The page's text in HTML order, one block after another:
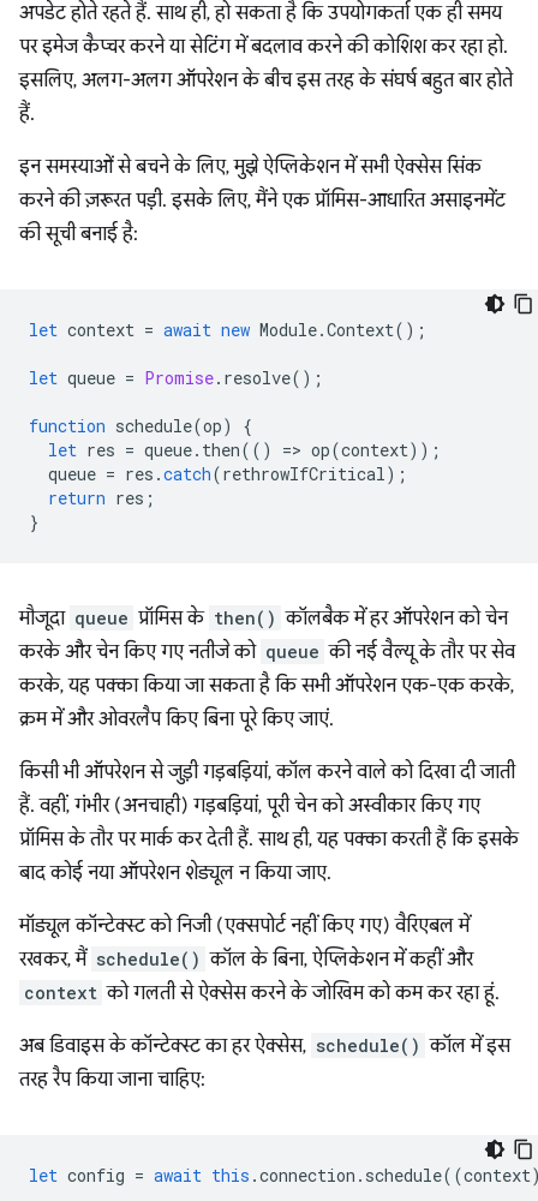
अपडेट होते रहते हैं. साथ ही, हो सकता है कि उपयोगकर्ता एक ही समय
पर इमेज कैप्चर करने या सेटिंग में बदलाव करने की कोशिश कर रहा हो.
इसलिए, अलग-अलग ऑपरेशन के बीच इस तरह के संघर्ष बहुत बार होते
हैं.
इन समस्याओं से बचने के लिए, मुझे ऐप्लिकेशन में सभी ऐक्सेस सिंक
करने की ज़रूरत पड़ी. इसके लिए, मैंने एक प्रॉमिस-आधारित असाइनमेंट
की सूची बनाई है:
let context = await new Module.Context();
let queue = Promise. resolve();
function schedule(op)
{
let res = queue. then(() => op(context));
queue = res .catch(rethrowIfCritical);
return res ;
}
मौजूदा queue प्रॉमिस के then() कॉलबैक में हर ऑपरेशन को चेन
करके और चेन किए गए नतीजे को queue की नई वैल्यू के तौर पर सेव
करके, यह पक्का किया जा सकता है कि सभी ऑपरेशन एक-एक करके,
क्रम में और ओवरलैप किए बिना पूरे किए जाएं.
किसी भी ऑपरेशन से जुड़ी गड़बड़ियां, कॉल करने वाले को दिखा दी जाती
हैं. वहीं, गंभीर (अनचाही) गड़बड़ियां, पूरी चेन को अस्वीकार किए गए
प्रॉमिस के तौर पर मार्क कर देती हैं. साथ ही, यह पक्का करती हैं कि इसके
बाद कोई नया ऑपरेशन शेड्यूल न किया जाए.
मॉड्यूल कॉन्टेक्स्ट को निजी (एक्सपोर्ट नहीं किए गए) वैरिएबल में
रखकर, मैं schedule() कॉल के बिना, ऐप्लिकेशन में कहीं और
context को गलती से ऐक्सेस करने के जोखिम को कम कर रहा हूं.
अब डिवाइस के कॉन्टेक्स्ट का हर ऐक्सेस, schedule() कॉल में इस
तरह रैप किया जाना चाहिए:
let config = await this .connection . schedule((context